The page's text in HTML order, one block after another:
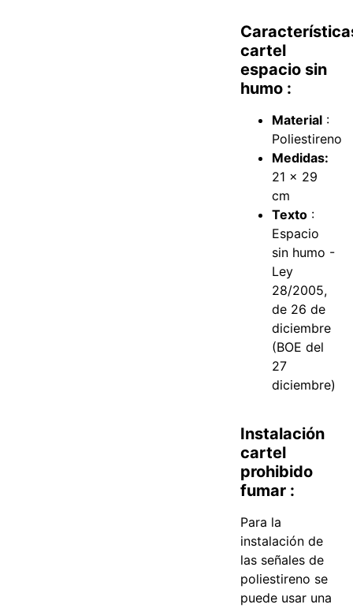
cartel
espacio sin
humo :
Material :
Poliestireno
Medidas:
21 x 29
cm
Texto :
Espacio
sin humo -
Ley
28/2005,
de 26 de
diciembre
(BOE del
27
diciembre)
Instalación
cartel
prohibido
fumar :
Para la
instalación de
las señales de
poliestireno se
puede usar una